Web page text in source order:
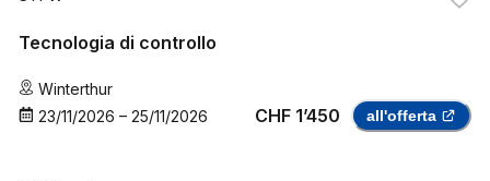
Tecnologia di controllo
Winterthur
23/11/2026 – 25/11/2026 CHF 1’450 all'offerta